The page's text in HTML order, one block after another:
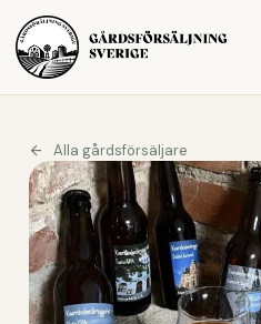
Alla gårdsförsäljare